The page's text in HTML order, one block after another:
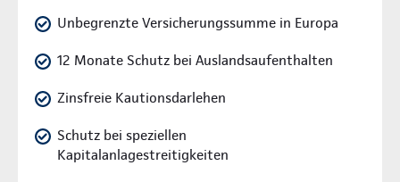
Unbegrenzte Versicherungssumme in Europa
12 Monate Schutz bei Auslandsaufenthalten
Zinsfreie Kautionsdarlehen
Schutz bei speziellen
Kapitalanlagestreitigkeiten